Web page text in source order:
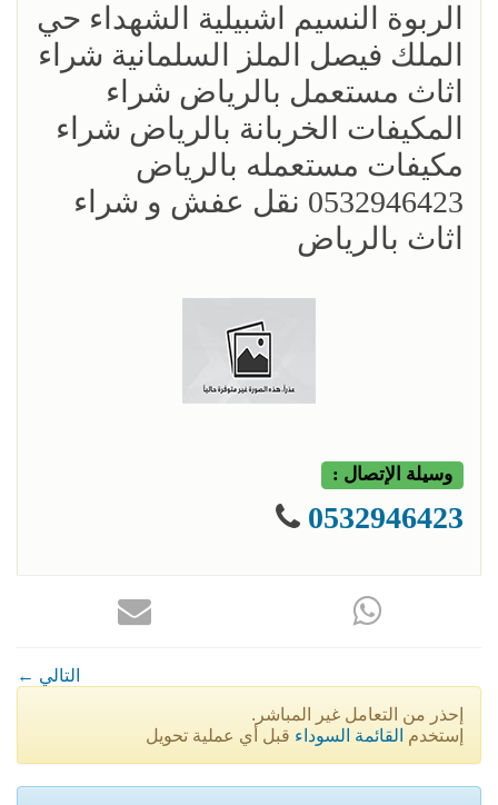
الربوة النسيم اشبيلية الشهداء حي
الملك فيصل الملز السلمانية شراء
اثاث مستعمل بالرياض شراء
المكيفات الخربانة بالرياض شراء
مكيفات مستعمله بالرياض
0532946423 نقل عفش و شراء
اثاث بالرياض
وسيلة الإتصال :
0532946423
← التالي
إحذر من التعامل غير المباشر.
إستخدم القائمة السوداء قبل أي عملية تحويل